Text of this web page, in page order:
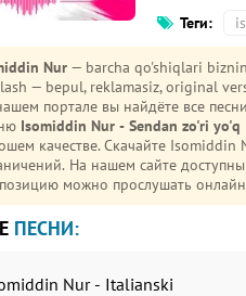
Теги:
Nur — barcha qo'shiqlari
— bepul, reklamasiz, original
портале вы найдёте все песни
Isomiddin Nur - Sendan zo'ri yo'q
Isomiddin Nur - Sendan zo'ri yo'q mp3 на телефон (Android или iPhone) без регистрации и
На нашем сайте
можно прослушать
ПЕСНИ:
Nur - Italianski